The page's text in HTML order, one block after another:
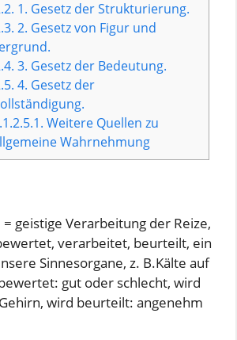
1. Gesetz der Strukturierung.
2. Gesetz von Figur und
3. Gesetz der Bedeutung.
4. Gesetz der
Weitere Quellen zu
Wahrnehmung
= geistige Verarbeitung der Reize,
verarbeitet, beurteilt, ein
Sinnesorgane, z. B.Kälte auf
gut oder schlecht, wird
wird beurteilt: angenehm